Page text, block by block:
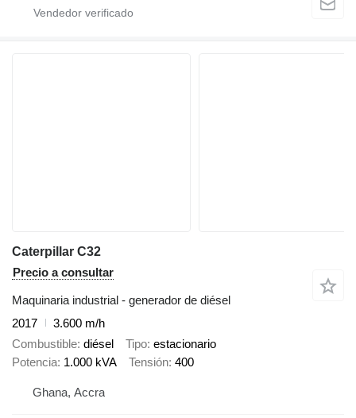
Caterpillar C32
Precio a consultar
Maquinaria industrial - generador de diésel
2017
3.600 m/h
Combustible diésel Tipo estacionario
Potencia 1.000 kVA Tensión 400
Ghana, Accra